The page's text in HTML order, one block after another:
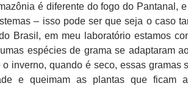
é diferente do fogo do Pantanal,
– isso pode ser que seja o caso
Brasil, em meu laboratório estamos
espécies de grama se adaptaram
o inverno, quando é seco, essas gramas
e queimam as plantas que ficam